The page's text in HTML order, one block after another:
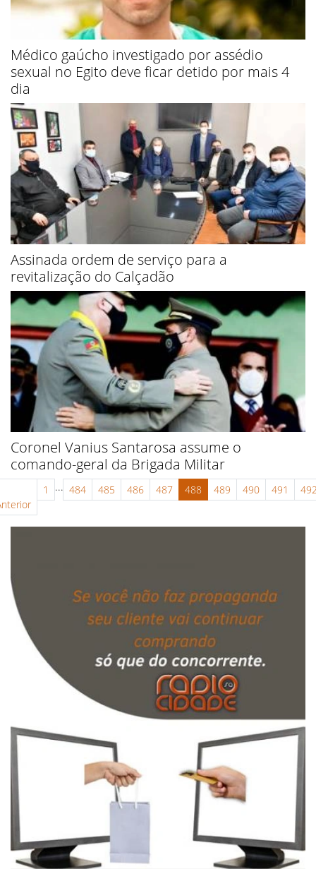
Médico gaúcho investigado por assédio
sexual no Egito deve ficar detido por mais 4
dia
Assinada ordem de serviço para a
revitalização do Calçadão
Coronel Vanius Santarosa assume o
comando-geral da Brigada Militar
1 ... 484 485 486 487 488 489 490 491